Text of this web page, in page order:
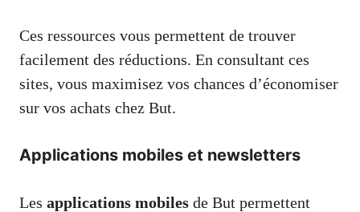
Ces ressources vous permettent de trouver
facilement des réductions. En consultant ces
sites, vous maximisez vos chances d’économiser
sur vos achats chez But.
Applications mobiles et newsletters
Les applications mobiles de But permettent